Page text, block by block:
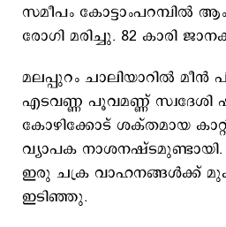
സമീപം
രോഗി മരിച്ചു. 82 കാരി
മലപ്പുറം ചാലിയാറില്‍ മീന്‍
എടവണ്ണ പൂവമണ്ണ് സ്വദേശി
കോഴിക്കോട് ശക്തമായ
വ്യാപക
ഇരു ചക്ര വാഹനങ്ങള്‍ക്ക്
ഇടിഞ്ഞു.